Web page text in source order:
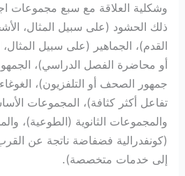
وشكلية العلاقة مع سبع مجموعات
ذلك الحشود (على سبيل المثال،
القدم)، الجماهير (على سبيل
أو محاضرة الفصل الدراسي)،
جمهور الصحف أو التلفزيون)،
تفاعل أكثر كثافة)، المجموعات
والمجموعات الثانوية (الطوعية)،
(كونفدرالية فضفاضة ناتجة عن
إلى خدمات متخصصة).